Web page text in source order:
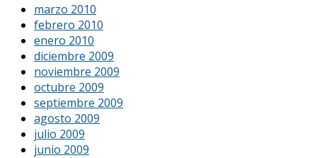
marzo 2010
febrero 2010
enero 2010
diciembre 2009
noviembre 2009
octubre 2009
septiembre 2009
agosto 2009
julio 2009
junio 2009